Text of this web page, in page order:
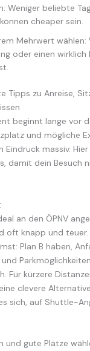
Weniger beliebte
cheaper sein.
Mehrwert wählen:
oder einen wirklich
Tipps zu Anreise,
beginnt lange vor
und mögliche
Eindruck massiv.
damit dein Besuch
an den ÖPNV
oft knapp und
Plan B haben,
Für kürzere
clevere
sich, auf Shuttle-
und gute Plätze